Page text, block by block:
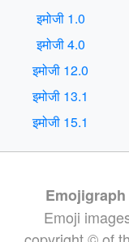
इमोजी 1.0
इमोजी 4.0
इमोजी 12.0
इमोजी 13.1
इमोजी 15.1
Emojigraph
Emoji